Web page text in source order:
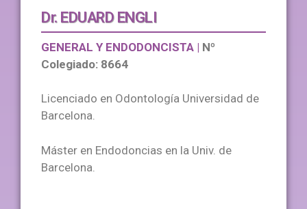
Dr. EDUARD ENGLI
GENERAL Y ENDODONCISTA | Nº
Colegiado: 8664
Licenciado en Odontología Universidad de
Barcelona.
Máster en Endodoncias en la Univ. de
Barcelona.